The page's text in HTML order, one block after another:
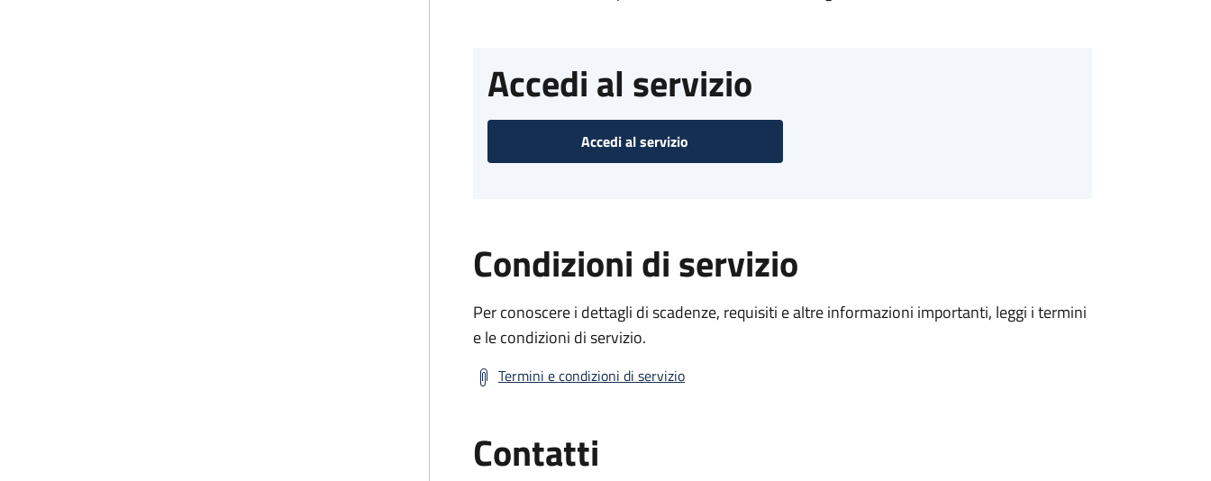
Accedi al servizio
Accedi al servizio
Condizioni di servizio
Per conoscere i dettagli di scadenze, requisiti e altre informazioni importanti, leggi i termini
e le condizioni di servizio.
Termini e condizioni di servizio
Contatti